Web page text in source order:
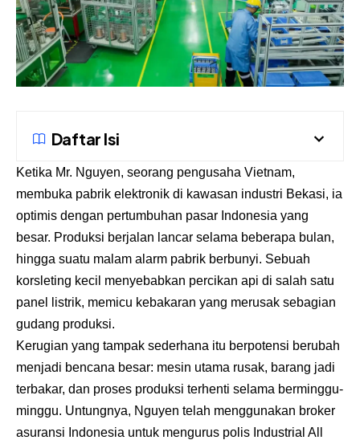
Daftar Isi
Ketika Mr. Nguyen, seorang pengusaha Vietnam,
membuka pabrik elektronik di kawasan industri Bekasi, ia
optimis dengan pertumbuhan pasar Indonesia yang
besar. Produksi berjalan lancar selama beberapa bulan,
hingga suatu malam alarm pabrik berbunyi. Sebuah
korsleting kecil menyebabkan percikan api di salah satu
panel listrik, memicu kebakaran yang merusak sebagian
gudang produksi.
Kerugian yang tampak sederhana itu berpotensi berubah
menjadi bencana besar: mesin utama rusak, barang jadi
terbakar, dan proses produksi terhenti selama berminggu-
minggu. Untungnya, Nguyen telah menggunakan broker
asuransi Indonesia untuk mengurus polis Industrial All